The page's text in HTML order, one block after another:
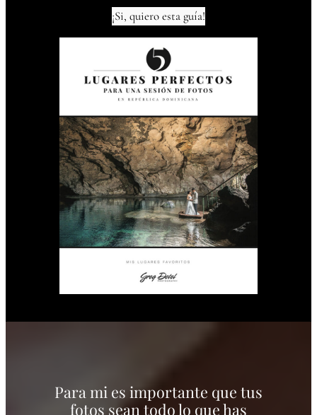
¡Si, quiero esta guía!
Para mi es importante que tus
fotos sean todo lo que has